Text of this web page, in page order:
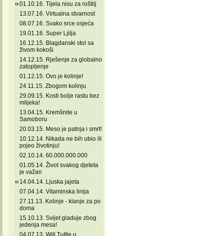
01.10.16. Tijela nisu za roštilj
13.07.16. Virtualna stvarnost
08.07.16. Svako srce osjeća
19.01.16. Super Ljilja
16.12.15. Blagdanski stol sa
živom kokoši
14.12.15. Rješenje za globalno
zatopljenje
01.12.15. Ovo je kolinje!
24.11.15. Zbogom kolinju
29.09.15. Kosti bolje rastu bez
mlijeka!
13.04.15. Kremšnite u
Samoboru
20.03.15. Meso je patnja i smrt!
10.12.14. Nikada ne bih ubio ili
pojeo životinju!
02.10.14. 60.000.000.000
01.05.14. Život svakog djeteta
je važan
14.04.14. Ljuska jajeta
07.04.14. Vitaminska linija
27.11.13. Kolinje - klanje za po
doma
15.10.13. Svijet gladuje zbog
jedenja mesa!
04.07.13. Will Tuttle u